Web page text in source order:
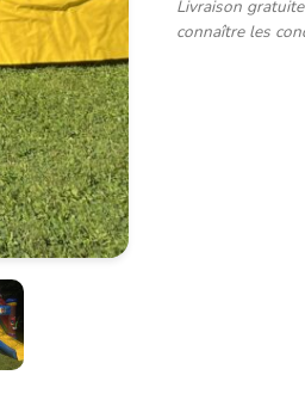
Livraison
connaître les